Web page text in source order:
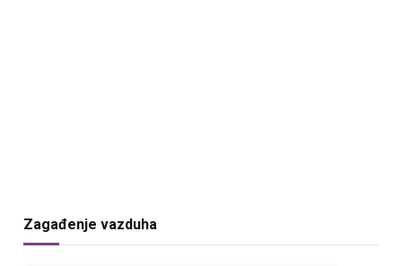
Zagađenje vazduha